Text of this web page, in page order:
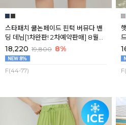
스타패치 쿨논페이드 핀턱 버뮤다 밴
딩 데님[1차완판! 2차예약판매] 8월셋
째주 순차배송
18,220 19,800 8%
F(44-77)